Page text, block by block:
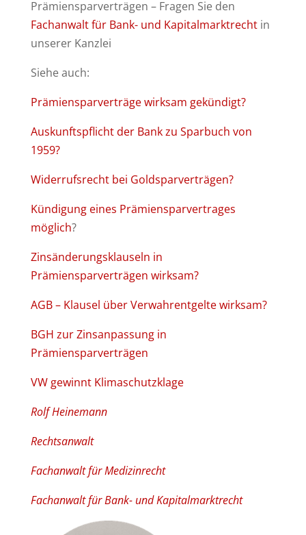
Prämiensparverträgen – Fragen Sie den
Fachanwalt für Bank- und Kapitalmarktrechtin
unserer Kanzlei
Siehe auch:
Prämiensparverträge wirksam gekündigt?
Auskunftspflicht der Bank zu Sparbuch von
1959?
Widerrufsrecht bei Goldsparverträgen?
Kündigung eines Prämiensparvertrages
möglich?
Zinsänderungsklauseln in
Prämiensparverträgen wirksam?
AGB – Klausel über Verwahrentgelte wirksam?
BGH zur Zinsanpassung in
Prämiensparverträgen
VW gewinnt Klimaschutzklage
Rolf Heinemann
Rechtsanwalt
Fachanwalt für Medizinrecht
Fachanwalt für Bank- und Kapitalmarktrecht